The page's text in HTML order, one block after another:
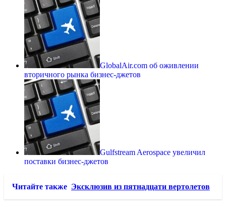
GlobalAir.com об оживлении
вторичного рынка бизнес-джетов
Gulfstream Aerospace увеличил
поставки бизнес-джетов
Читайте также Эксклюзив из пятнадцати вертолетов